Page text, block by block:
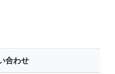
合わせ